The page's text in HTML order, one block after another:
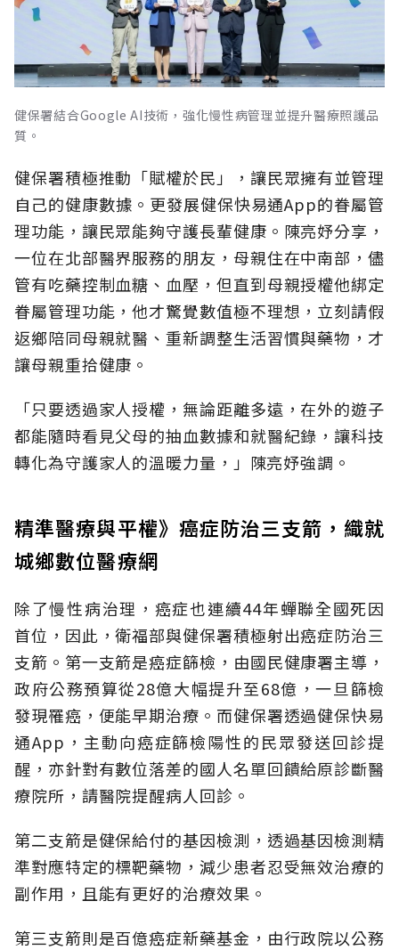
健保署結合Google AI技術，強化慢性病管理並提升醫療照護品
質。
健保署積極推動「賦權於民」，讓民眾擁有並管理
自己的健康數據。更發展健保快易通App的眷屬管
理功能，讓民眾能夠守護長輩健康。陳亮妤分享，
一位在北部醫界服務的朋友，母親住在中南部，儘
管有吃藥控制血糖、血壓，但直到母親授權他綁定
眷屬管理功能，他才驚覺數值極不理想，立刻請假
返鄉陪同母親就醫、重新調整生活習慣與藥物，才
讓母親重拾健康。
「只要透過家人授權，無論距離多遠，在外的遊子
都能隨時看見父母的抽血數據和就醫紀錄，讓科技
轉化為守護家人的溫暖力量，」陳亮妤強調。
精準醫療與平權》癌症防治三支箭，織就
城鄉數位醫療網
除了慢性病治理，癌症也連續44年蟬聯全國死因
首位，因此，衛福部與健保署積極射出癌症防治三
支箭。第一支箭是癌症篩檢，由國民健康署主導，
政府公務預算從28億大幅提升至68億，一旦篩檢
發現罹癌，便能早期治療。而健保署透過健保快易
通App，主動向癌症篩檢陽性的民眾發送回診提
醒，亦針對有數位落差的國人名單回饋給原診斷醫
療院所，請醫院提醒病人回診。
第二支箭是健保給付的基因檢測，透過基因檢測精
準對應特定的標靶藥物，減少患者忍受無效治療的
副作用，且能有更好的治療效果。
第三支箭則是百億癌症新藥基金，由行政院以公務